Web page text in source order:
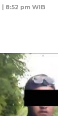
8:52 pm WIB